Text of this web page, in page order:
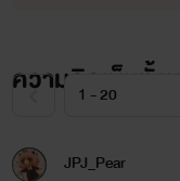
บำบัดราคี เล่ม 1
แผ่ความสุข
ความคิดเห็นทั้ง
JPJ_Pear